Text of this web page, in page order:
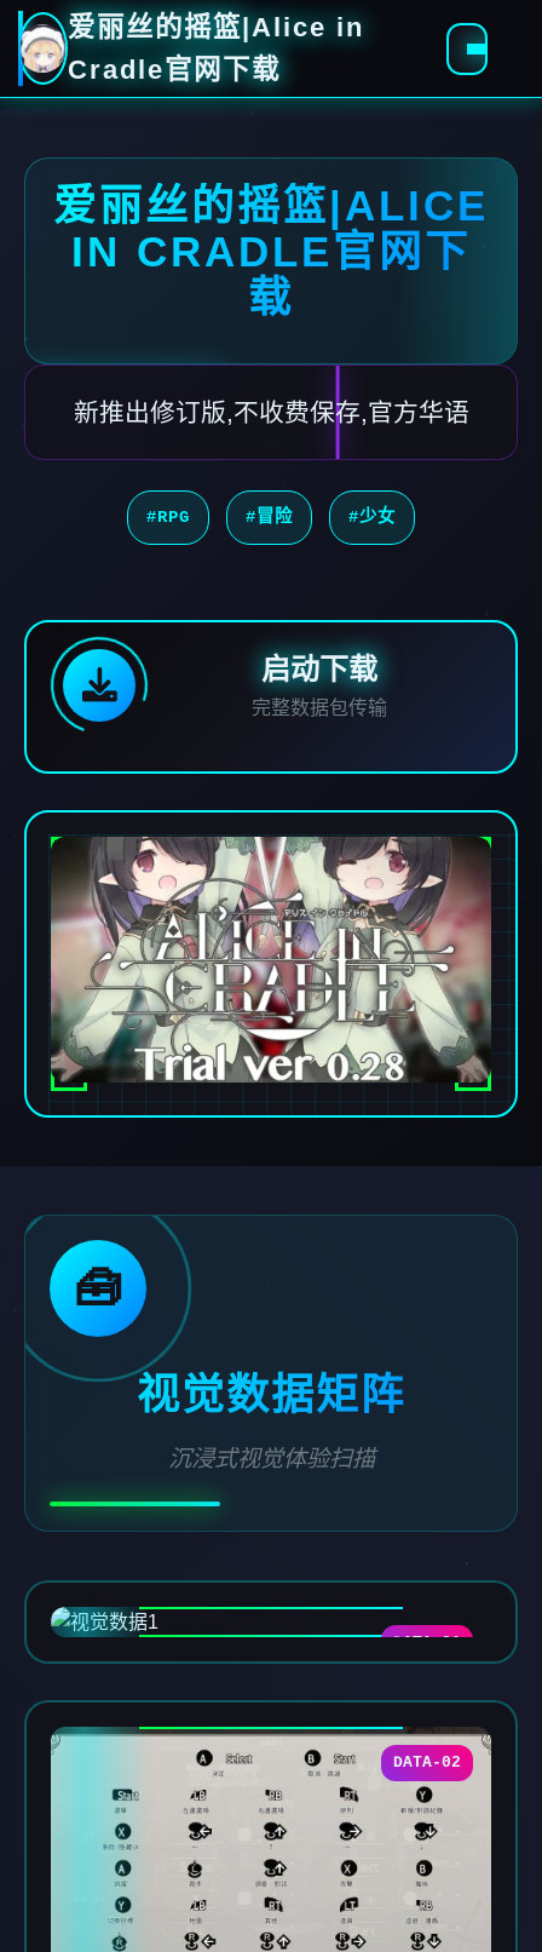
爱丽丝的摇篮|Alice in
Cradle官网下载
爱丽丝的摇篮|ALICE
IN CRADLE官网下
载
新推出修订版,不收费保存,官方华语
#RPG #冒险 #少女
启动下载
完整数据包传输
🧰
视觉数据矩阵
沉浸式视觉体验扫描
DATA-01
DATA-02